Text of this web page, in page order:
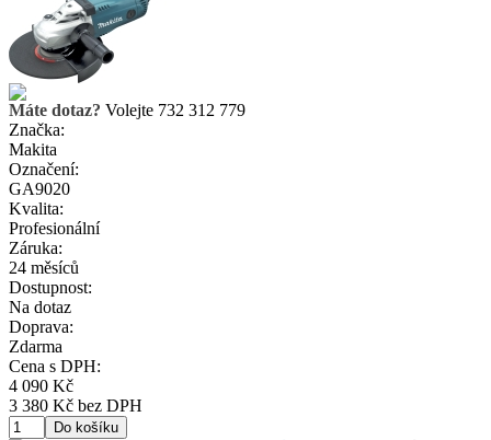
Máte dotaz? Volejte 732 312 779
Značka:
Makita
Označení:
GA9020
Kvalita:
Profesionální
Záruka:
24 měsíců
Dostupnost:
Na dotaz
Doprava:
Zdarma
Cena s DPH:
4 090 Kč
3 380 Kč bez DPH